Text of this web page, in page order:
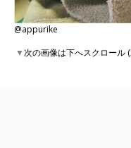
@appurike
▼次の画像は下へスクロール